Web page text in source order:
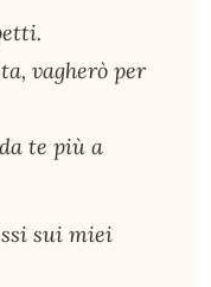
vagherò per
te più a
sui miei